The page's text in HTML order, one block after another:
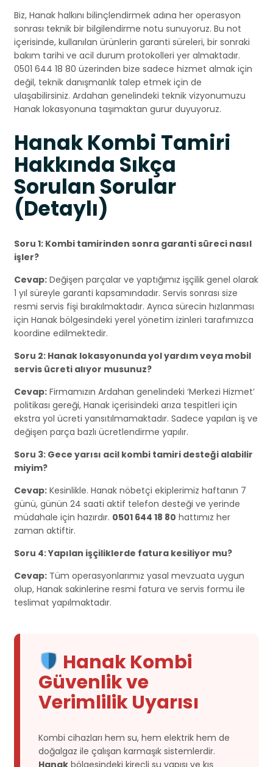
Biz, Hanak halkını bilinçlendirmek adına her operasyon
sonrası teknik bir bilgilendirme notu sunuyoruz. Bu not
içerisinde, kullanılan ürünlerin garanti süreleri, bir sonraki
bakım tarihi ve acil durum protokolleri yer almaktadır.
0501 644 18 80 üzerinden bize sadece hizmet almak için
değil, teknik danışmanlık talep etmek için de
ulaşabilirsiniz. Ardahan genelindeki teknik vizyonumuzu
Hanak lokasyonuna taşımaktan gurur duyuyoruz.
Hanak Kombi Tamiri
Hakkında Sıkça
Sorulan Sorular
(Detaylı)
Soru 1: Kombi tamirinden sonra garanti süreci nasıl
işler?
Cevap: Değişen parçalar ve yaptığımız işçilik genel olarak
1 yıl süreyle garanti kapsamındadır. Servis sonrası size
resmi servis fişi bırakılmaktadır. Ayrıca sürecin hızlanması
için Hanak bölgesindeki yerel yönetim izinleri tarafımızca
koordine edilmektedir.
Soru 2: Hanak lokasyonunda yol yardım veya mobil
servis ücreti alıyor musunuz?
Cevap: Firmamızın Ardahan genelindeki ‘Merkezi Hizmet’
politikası gereği, Hanak içerisindeki arıza tespitleri için
ekstra yol ücreti yansıtılmamaktadır. Sadece yapılan iş ve
değişen parça bazlı ücretlendirme yapılır.
Soru 3: Gece yarısı acil kombi tamiri desteği alabilir
miyim?
Cevap: Kesinlikle. Hanak nöbetçi ekiplerimiz haftanın 7
günü, günün 24 saati aktif telefon desteği ve yerinde
müdahale için hazırdır. 0501 644 18 80 hattımız her
zaman aktiftir.
Soru 4: Yapılan işçiliklerde fatura kesiliyor mu?
Cevap: Tüm operasyonlarımız yasal mevzuata uygun
olup, Hanak sakinlerine resmi fatura ve servis formu ile
teslimat yapılmaktadır.
Hanak Kombi
Güvenlik ve
Verimlilik Uyarısı
Kombi cihazları hem su, hem elektrik hem de
doğalgaz ile çalışan karmaşık sistemlerdir.
Hanak bölgesindeki kireçli su yapısı ve kış